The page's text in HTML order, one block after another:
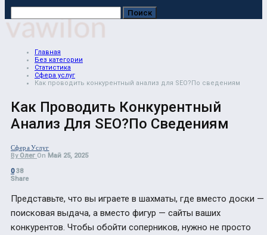
Главная
Без категории
Статистика
Сфера услуг
Как проводить конкурентный анализ для SEO?По сведениям
Как Проводить Конкурентный
Анализ Для SEO?По Сведениям
Сфера Услуг
By Олег On Май 25, 2025
0 38
Share
Представьте, что вы играете в шахматы, где вместо доски —
поисковая выдача, а вместо фигур — сайты ваших
конкурентов. Чтобы обойти соперников, нужно не просто